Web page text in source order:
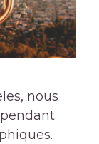
nous